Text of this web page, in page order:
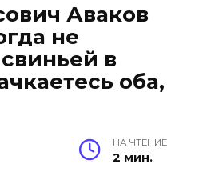
Аваков
не
в
оба,
НА ЧТЕНИЕ
2 мин.